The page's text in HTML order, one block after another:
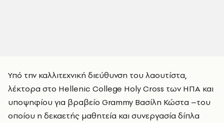
Υπό την καλλιτεχνική διεύθυνση του λαουτίστα,
λέκτορα στο Hellenic College Holy Cross των ΗΠΑ και
υποψηφίου για βραβείο Grammy Βασίλη Κώστα –του
οποίου η δεκαετής μαθητεία και συνεργασία δίπλα